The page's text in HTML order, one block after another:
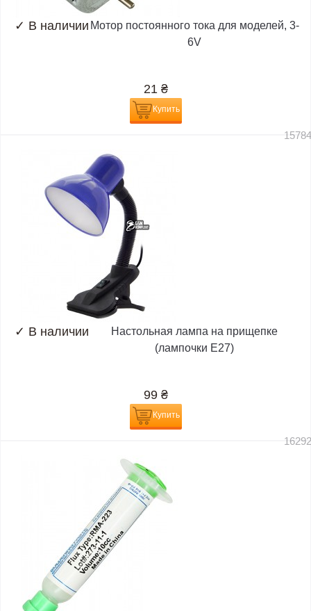
✓ В наличии Мотор постоянного тока для моделей, 3-
6V
21 ₴
Купить
✓ В наличии
Настольная лампа на прищепке
(лампочки E27)
99 ₴
Купить